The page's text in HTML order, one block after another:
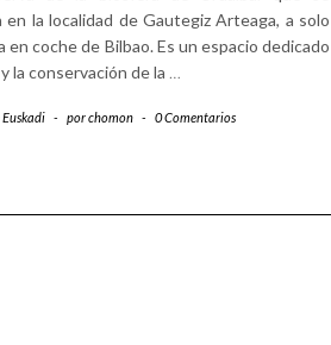
en la localidad de Gautegiz Arteaga, a solo
en coche de Bilbao. Es un espacio dedicado
la conservación de la …
- porchomon - 0 Comentarios